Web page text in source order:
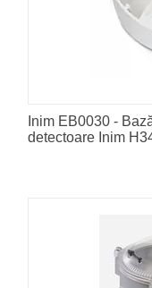
Inim EB0030 -
detectoare Inim